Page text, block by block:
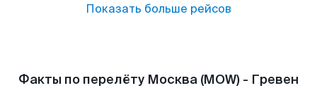
Показать больше рейсов
Факты по перелёту Москва (MOW) - Гревен